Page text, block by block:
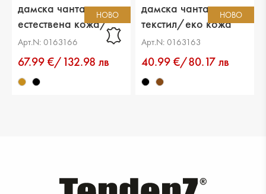
НОВО
дамска чанта
естествена кожа/
еко кожа светло
кафява
Арт.N: 0163166
67.99 €/132.98 лв
НОВО
дамска чанта
текстил/еко кожа
черна
Арт.N: 0163163
40.99 €/80.17 лв